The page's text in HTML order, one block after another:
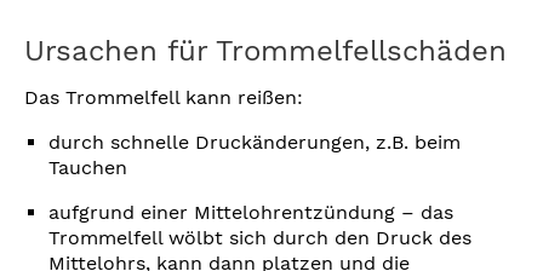
Ursachen für Trommelfellschäden
Das Trommelfell kann reißen:
durch schnelle Druckänderungen, z.B. beim
Tauchen
aufgrund einer Mittelohrentzündung – das
Trommelfell wölbt sich durch den Druck des
Mittelohrs, kann dann platzen und die